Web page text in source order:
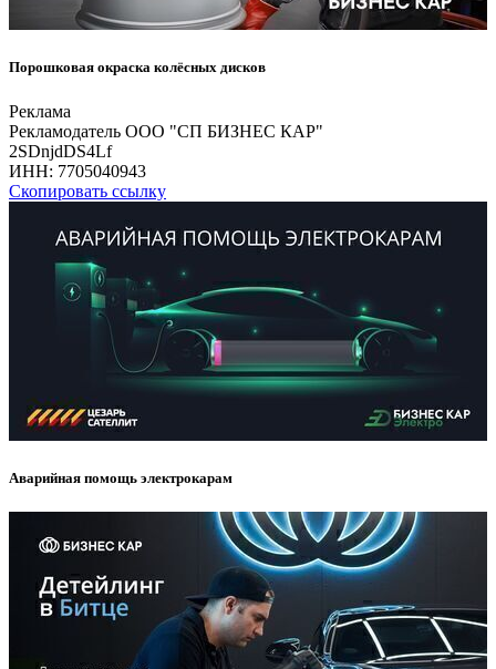
Порошковая окраска колёсных дисков
Реклама
Рекламодатель ООО "СП БИЗНЕС КАР"
2SDnjdDS4Lf
ИНН: 7705040943
Скопировать ссылку
Аварийная помощь электрокарам